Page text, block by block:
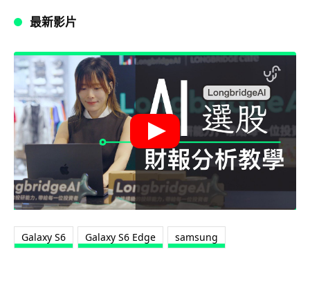
最新影片
Galaxy S6 Galaxy S6 Edge samsung